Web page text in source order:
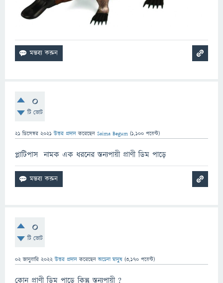
0
টি ভোট
21 ডিসেম্বর 2021 উত্তর প্রদান করেছেন Saima Begum (1,100 পয়েন্ট)
প্লাটিপাস নামক এক ধরনের স্তন্যপায়ী প্রাণী ডিম পাড়ে
0
টি ভোট
02 জানুয়ারি 2022 উত্তর প্রদান করেছেনঅচেনা মানুষ (3,170 পয়েন্ট)
কোন প্রাণী ডিম পাড়ে কিন্তু স্তন্যপায়ী ?